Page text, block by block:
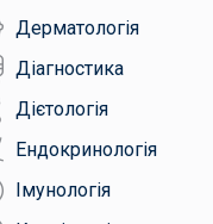
Дерматологія
Діагностика
Дієтологія
Ендокринологія
Імунологія